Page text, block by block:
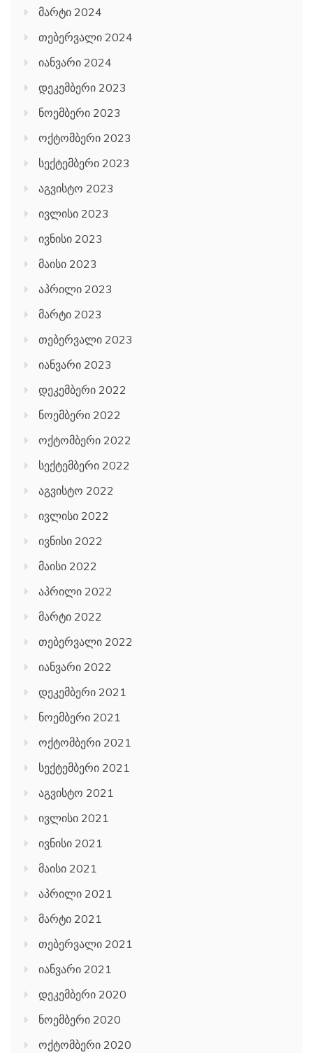
მარტი 2024
თებერვალი 2024
იანვარი 2024
დეკემბერი 2023
ნოემბერი 2023
ოქტომბერი 2023
სექტემბერი 2023
აგვისტო 2023
ივლისი 2023
ივნისი 2023
მაისი 2023
აპრილი 2023
მარტი 2023
თებერვალი 2023
იანვარი 2023
დეკემბერი 2022
ნოემბერი 2022
ოქტომბერი 2022
სექტემბერი 2022
აგვისტო 2022
ივლისი 2022
ივნისი 2022
მაისი 2022
აპრილი 2022
მარტი 2022
თებერვალი 2022
იანვარი 2022
დეკემბერი 2021
ნოემბერი 2021
ოქტომბერი 2021
სექტემბერი 2021
აგვისტო 2021
ივლისი 2021
ივნისი 2021
მაისი 2021
აპრილი 2021
მარტი 2021
თებერვალი 2021
იანვარი 2021
დეკემბერი 2020
ნოემბერი 2020
ოქტომბერი 2020